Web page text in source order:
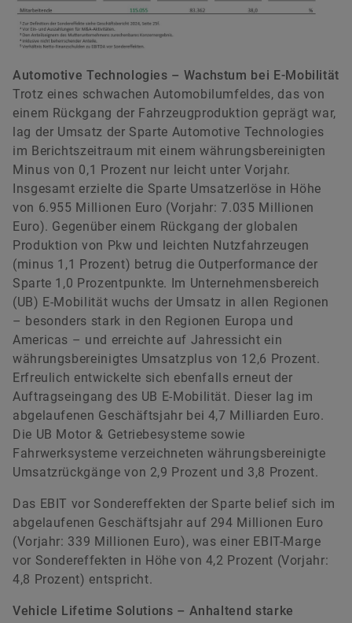
Automotive Technologies – Wachstum bei E-Mobilität
Trotz eines schwachen Automobilumfeldes, das von
einem Rückgang der Fahrzeugproduktion geprägt war,
lag der Umsatz der Sparte Automotive Technologies
im Berichtszeitraum mit einem währungsbereinigten
Minus von 0,1 Prozent nur leicht unter Vorjahr.
Insgesamt erzielte die Sparte Umsatzerlöse in Höhe
von 6.955 Millionen Euro (Vorjahr: 7.035 Millionen
Euro). Gegenüber einem Rückgang der globalen
Produktion von Pkw und leichten Nutzfahrzeugen
(minus 1,1 Prozent) betrug die Outperformance der
Sparte 1,0 Prozentpunkte. Im Unternehmensbereich
(UB) E-Mobilität wuchs der Umsatz in allen Regionen
– besonders stark in den Regionen Europa und
Americas – und erreichte auf Jahressicht ein
währungsbereinigtes Umsatzplus von 12,6 Prozent.
Erfreulich entwickelte sich ebenfalls erneut der
Auftragseingang des UB E-Mobilität. Dieser lag im
abgelaufenen Geschäftsjahr bei 4,7 Milliarden Euro.
Die UB Motor & Getriebesysteme sowie
Fahrwerksysteme verzeichneten währungsbereinigte
Umsatzrückgänge von 2,9 Prozent und 3,8 Prozent.
Das EBIT vor Sondereffekten der Sparte belief sich im
abgelaufenen Geschäftsjahr auf 294 Millionen Euro
(Vorjahr: 339 Millionen Euro), was einer EBIT-Marge
vor Sondereffekten in Höhe von 4,2 Prozent (Vorjahr:
4,8 Prozent) entspricht.
Vehicle Lifetime Solutions – Anhaltend starke